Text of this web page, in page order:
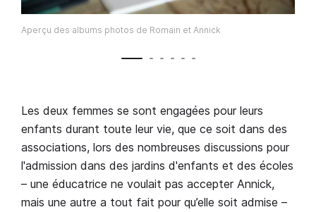
Aperçu des albums photos de Romain et Annick
Les deux femmes se sont engagées pour leurs
enfants durant toute leur vie, que ce soit dans des
associations, lors des nombreuses discussions pour
l'admission dans des jardins d'enfants et des écoles
– une éducatrice ne voulait pas accepter Annick,
mais une autre a tout fait pour qu’elle soit admise –